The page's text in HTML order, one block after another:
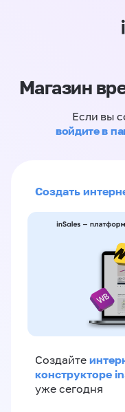
Магазин
Если вы
войдите в
Создать
Создайте
конструкторе
уже сегодня